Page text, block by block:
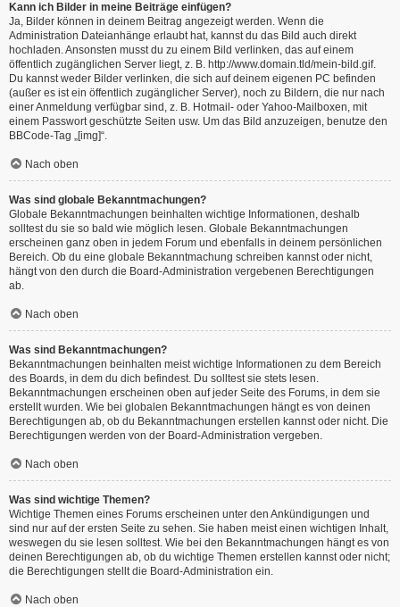
Kann ich Bilder in meine Beiträge einfügen?
Ja, Bilder können in deinem Beitrag angezeigt werden. Wenn die
Administration Dateianhänge erlaubt hat, kannst du das Bild auch direkt
hochladen. Ansonsten musst du zu einem Bild verlinken, das auf einem
öffentlich zugänglichen Server liegt, z. B. http://www.domain.tld/mein-bild.gif.
Du kannst weder Bilder verlinken, die sich auf deinem eigenen PC befinden
(außer es ist ein öffentlich zugänglicher Server), noch zu Bildern, die nur nach
einer Anmeldung verfügbar sind, z. B. Hotmail- oder Yahoo-Mailboxen, mit
einem Passwort geschützte Seiten usw. Um das Bild anzuzeigen, benutze den
BBCode-Tag „[img]“.
Nach oben
Was sind globale Bekanntmachungen?
Globale Bekanntmachungen beinhalten wichtige Informationen, deshalb
solltest du sie so bald wie möglich lesen. Globale Bekanntmachungen
erscheinen ganz oben in jedem Forum und ebenfalls in deinem persönlichen
Bereich. Ob du eine globale Bekanntmachung schreiben kannst oder nicht,
hängt von den durch die Board-Administration vergebenen Berechtigungen
ab.
Nach oben
Was sind Bekanntmachungen?
Bekanntmachungen beinhalten meist wichtige Informationen zu dem Bereich
des Boards, in dem du dich befindest. Du solltest sie stets lesen.
Bekanntmachungen erscheinen oben auf jeder Seite des Forums, in dem sie
erstellt wurden. Wie bei globalen Bekanntmachungen hängt es von deinen
Berechtigungen ab, ob du Bekanntmachungen erstellen kannst oder nicht. Die
Berechtigungen werden von der Board-Administration vergeben.
Nach oben
Was sind wichtige Themen?
Wichtige Themen eines Forums erscheinen unter den Ankündigungen und
sind nur auf der ersten Seite zu sehen. Sie haben meist einen wichtigen Inhalt,
weswegen du sie lesen solltest. Wie bei den Bekanntmachungen hängt es von
deinen Berechtigungen ab, ob du wichtige Themen erstellen kannst oder nicht;
die Berechtigungen stellt die Board-Administration ein.
Nach oben